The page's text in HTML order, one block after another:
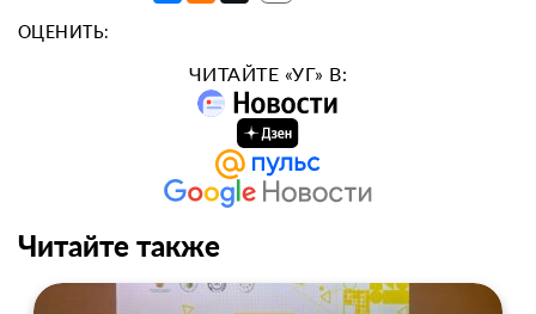
ОЦЕНИТЬ:
ЧИТАЙТЕ «УГ» В:
Читайте также